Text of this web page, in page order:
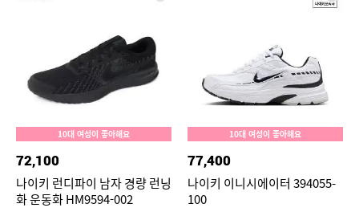
10대 여성이 좋아해요
72,100
나이키 런디파이 남자 경량 런닝
화 운동화 HM9594-002
10대 여성이 좋아해요
77,400
나이키 이니시에이터 394055-
100